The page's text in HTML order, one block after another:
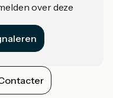
over deze